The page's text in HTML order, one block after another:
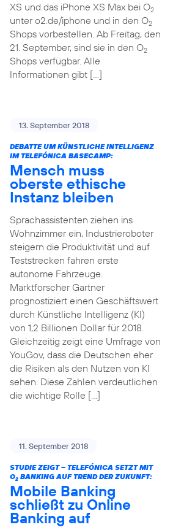
XS und das iPhone XS Max bei O2
unter o2.de/iphone und in den O2
Shops vorbestellen. Ab Freitag, den
21. September, sind sie in den O2
Shops verfügbar. Alle
Informationen gibt […]
13. September 2018
DEBATTE UM KÜNSTLICHE INTELLIGENZ
IM TELEFÓNICA BASECAMP:
Mensch muss
oberste ethische
Instanz bleiben
Sprachassistenten ziehen ins
Wohnzimmer ein, Industrieroboter
steigern die Produktivität und auf
Teststrecken fahren erste
autonome Fahrzeuge.
Marktforscher Gartner
prognostiziert einen Geschäftswert
durch Künstliche Intelligenz (KI)
von 1,2 Billionen Dollar für 2018.
Gleichzeitig zeigt eine Umfrage von
YouGov, dass die Deutschen eher
die Risiken als den Nutzen von KI
sehen. Diese Zahlen verdeutlichen
die wichtige Rolle […]
11. September 2018
STUDIE ZEIGT – TELEFÓNICA SETZT MIT
O2BANKING AUF TREND DER ZUKUNFT:
Mobile Banking
schließt zu Online
Banking auf